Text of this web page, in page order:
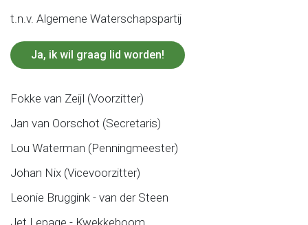
t.n.v. Algemene Waterschapspartij
Ja, ik wil graag lid worden!
Fokke van Zeijl (Voorzitter)
Jan van Oorschot (Secretaris)
Lou Waterman (Penningmeester)
Johan Nix (Vicevoorzitter)
Leonie Bruggink - van der Steen
Jet Lepage - Kwekkeboom